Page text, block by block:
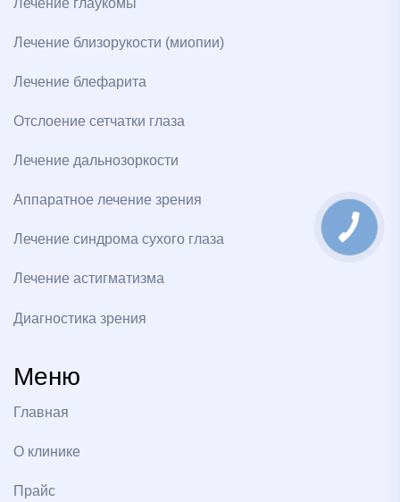
Лечение близорукости (миопии)
Лечение блефарита
Отслоение сетчатки глаза
Лечение дальнозоркости
Аппаратное лечение зрения
Лечение синдрома сухого глаза
Лечение астигматизма
Диагностика зрения
Меню
Главная
О клинике
Прайс